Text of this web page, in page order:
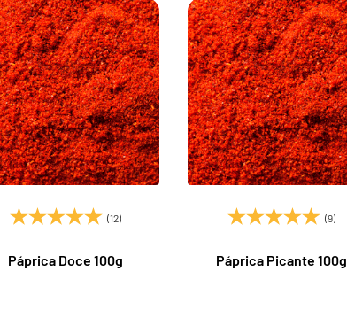
(12)
Páprica Doce 100g
(9)
Páprica Picante 100g